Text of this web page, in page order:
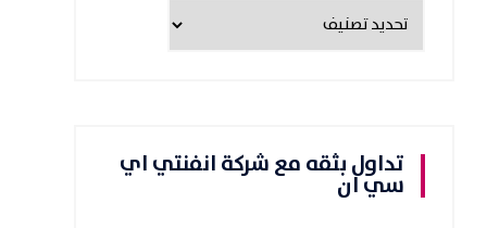
تداول بثقه مع شركة انفنتي اي
سي ان